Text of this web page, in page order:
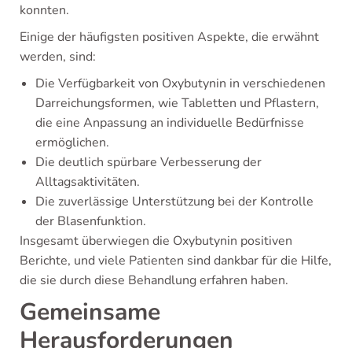
konnten.
Einige der häufigsten positiven Aspekte, die erwähnt
werden, sind:
Die Verfügbarkeit von Oxybutynin in verschiedenen
Darreichungsformen, wie Tabletten und Pflastern,
die eine Anpassung an individuelle Bedürfnisse
ermöglichen.
Die deutlich spürbare Verbesserung der
Alltagsaktivitäten.
Die zuverlässige Unterstützung bei der Kontrolle
der Blasenfunktion.
Insgesamt überwiegen die Oxybutynin positiven
Berichte, und viele Patienten sind dankbar für die Hilfe,
die sie durch diese Behandlung erfahren haben.
Gemeinsame
Herausforderungen